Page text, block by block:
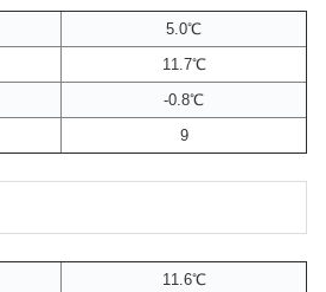
5.0℃
11.7℃
-0.8℃
9
11.6℃